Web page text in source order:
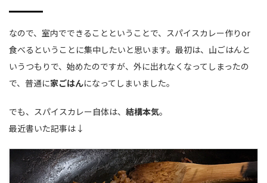
なので、室内でできることということで、スパイスカレー作りor
食べるということに集中したいと思います。最初は、山ごはんと
いうつもりで、始めたのですが、外に出れなくなってしまったの
で、普通に家ごはんになってしまいました。
でも、スパイスカレー自体は、 結構本気。
最近書いた記事は↓